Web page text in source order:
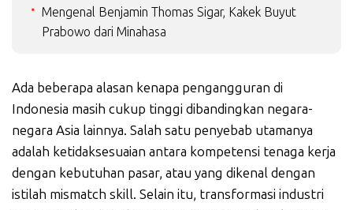
Mengenal Benjamin Thomas Sigar, Kakek Buyut
Prabowo dari Minahasa
Ada beberapa alasan kenapa pengangguran di
Indonesia masih cukup tinggi dibandingkan negara-
negara Asia lainnya. Salah satu penyebab utamanya
adalah ketidaksesuaian antara kompetensi tenaga kerja
dengan kebutuhan pasar, atau yang dikenal dengan
istilah mismatch skill. Selain itu, transformasi industri